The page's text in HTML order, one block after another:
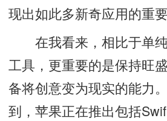
现出如此多新奇应用的重要
在我看来，相比于单纯
工具，更重要的是保持旺
备将创意变为现实的能力
到，苹果正在推出包括